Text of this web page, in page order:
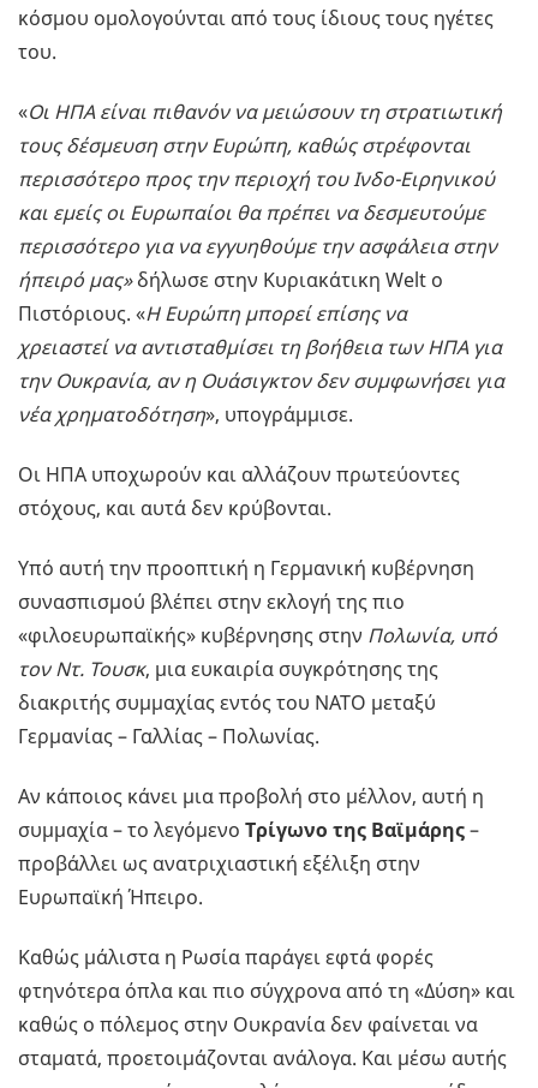
κόσμου ομολογούνται από τους ίδιους τους ηγέτες
του.
«Οι ΗΠΑ είναι πιθανόν να μειώσουν τη στρατιωτική
τους δέσμευση στην Ευρώπη, καθώς στρέφονται
περισσότερο προς την περιοχή του Ινδο-Ειρηνικού
και εμείς οι Ευρωπαίοι θα πρέπει να δεσμευτούμε
περισσότερο για να εγγυηθούμε την ασφάλεια στην
ήπειρό μας»δήλωσε στην Κυριακάτικη Welt ο
Πιστόριους. «Η Ευρώπη μπορεί επίσης να
χρειαστεί να αντισταθμίσει τη βοήθεια των ΗΠΑ για
την Ουκρανία, αν η Ουάσιγκτον δεν συμφωνήσει για
νέα χρηματοδότηση», υπογράμμισε.
Οι ΗΠΑ υποχωρούν και αλλάζουν πρωτεύοντες
στόχους, και αυτά δεν κρύβονται.
Υπό αυτή την προοπτική η Γερμανική κυβέρνηση
συνασπισμού βλέπει στην εκλογή της πιο
«φιλοευρωπαϊκής» κυβέρνησης στην Πολωνία, υπό
τον Ντ. Τουσκ, μια ευκαιρία συγκρότησης της
διακριτής συμμαχίας εντός του ΝΑΤΟ μεταξύ
Γερμανίας – Γαλλίας – Πολωνίας.
Αν κάποιος κάνει μια προβολή στο μέλλον, αυτή η
συμμαχία – το λεγόμενο Τρίγωνο της Βαϊμάρης–
προβάλλει ως ανατριχιαστική εξέλιξη στην
Ευρωπαϊκή Ήπειρο.
Καθώς μάλιστα η Ρωσία παράγει εφτά φορές
φτηνότερα όπλα και πιο σύγχρονα από τη «Δύση» και
καθώς ο πόλεμος στην Ουκρανία δεν φαίνεται να
σταματά, προετοιμάζονται ανάλογα. Και μέσω αυτής